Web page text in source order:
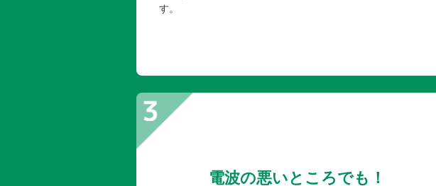
す。
電波の悪いところでも！